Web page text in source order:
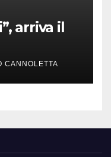
arriva il
CANNOLETTA